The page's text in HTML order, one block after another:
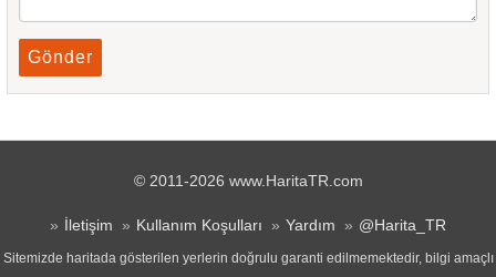
Gönder
© 2011-2026 www.HaritaTR.com
İletişim Kullanım Koşulları Yardım @Harita_TR
Sitemizde haritada gösterilen yerlerin doğrulu garanti edilmemektedir, bilgi amaçlı